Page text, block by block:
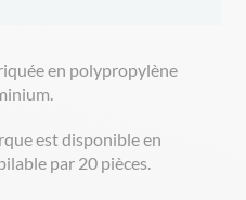
en polypropylène
est disponible en
par 20 pièces.